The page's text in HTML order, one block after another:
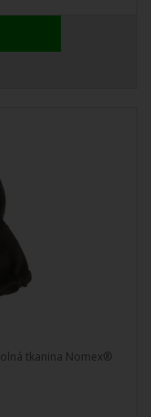
tkanina Nomex®